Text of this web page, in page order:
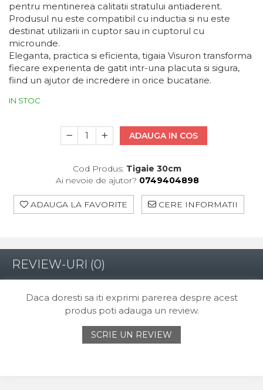
pentru mentinerea calitatii stratului antiaderent.
Produsul nu este compatibil cu inductia si nu este
destinat utilizarii in cuptor sau in cuptorul cu
microunde.
Eleganta, practica si eficienta, tigaia Visuron transforma
fiecare experienta de gatit intr-una placuta si sigura,
fiind un ajutor de incredere in orice bucatarie.
IN STOC
ADAUGA IN COS
Cod Produs: Tigaie 30cm
Ai nevoie de ajutor? 0749404898
ADAUGA LA FAVORITE CERE INFORMATII
REVIEW-URI (0)
Daca doresti sa iti exprimi parerea despre acest
produs poti adauga un review.
SCRIE UN REVIEW